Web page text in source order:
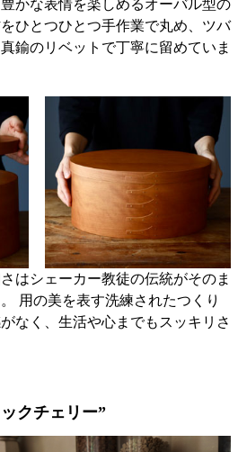
かな表情を楽しめるオーバル型の
ひとつひとつ手作業で丸め、ツバ
鍮のリベットで丁寧に留めていま
はシェーカー教徒の伝統がそのま
用の美を表す洗練されたつくり
なく、生活や心までもスッキリさ
クチェリー”